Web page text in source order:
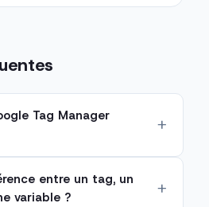
Tag Manager
entre un tag, un
variable ?